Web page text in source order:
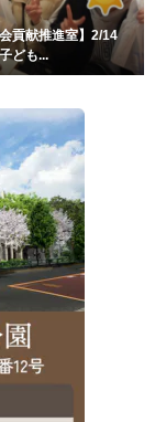
貢献推進室】2/14
ども...